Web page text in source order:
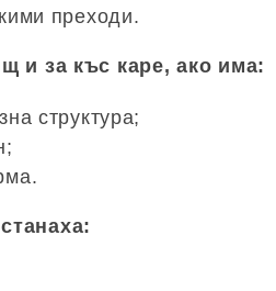
преходи.
и за къс каре, ако има:
структура;